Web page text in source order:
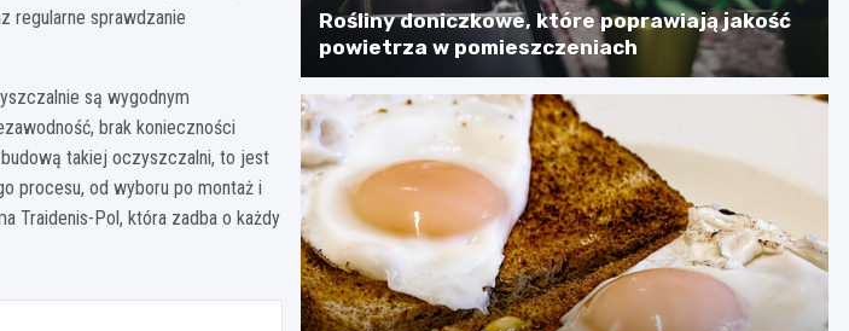
regularne sprawdzanie
są wygodnym
brak konieczności
takiej oczyszczalni, to jest
procesu, od wyboru po montaż i
Traidenis-Pol, która zadba o każdy
Rośliny doniczkowe, które poprawiają jakość
powietrza w pomieszczeniach